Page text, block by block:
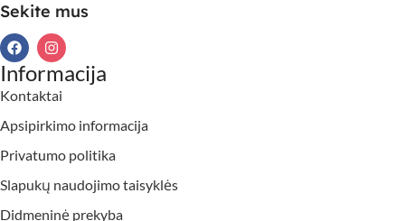
Sekite mus
Informacija
Kontaktai
Apsipirkimo informacija
Privatumo politika
Slapukų naudojimo taisyklės
Didmeninė prekyba